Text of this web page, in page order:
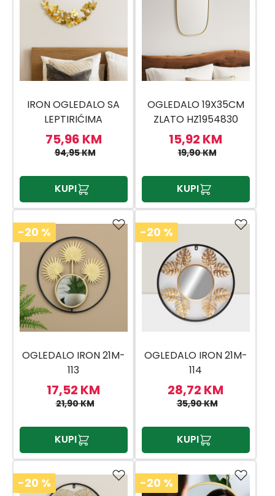
IRON OGLEDALO SA
LEPTIRIĆIMA
75,96 KM
94,95 KM
KUPI
OGLEDALO 19X35CM
ZLATO HZ1954830
15,92 KM
19,90 KM
KUPI
-20 %
OGLEDALO IRON 21M-
113
17,52 KM
21,90 KM
KUPI
-20 %
OGLEDALO IRON 21M-
114
28,72 KM
35,90 KM
KUPI
-20 % -20 %